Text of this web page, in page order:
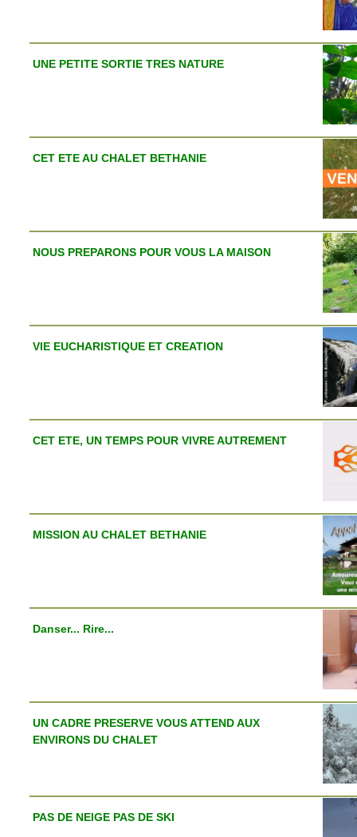
UNE PETITE SORTIE TRES NATURE
CET ETE AU CHALET BETHANIE
NOUS PREPARONS POUR VOUS LA MAISON
VIE EUCHARISTIQUE ET CREATION
CET ETE, UN TEMPS POUR VIVRE AUTREMENT
MISSION AU CHALET BETHANIE
Danser... Rire...
UN CADRE PRESERVE VOUS ATTEND AUX
ENVIRONS DU CHALET
PAS DE NEIGE PAS DE SKI